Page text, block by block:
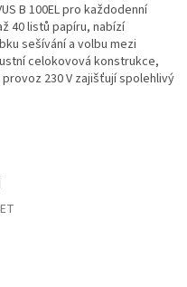
B 100EL pro každodenní
40 listů papíru, nabízí
sešívání a volbu mezi
celokovová konstrukce,
230 V zajišťují spolehlivý